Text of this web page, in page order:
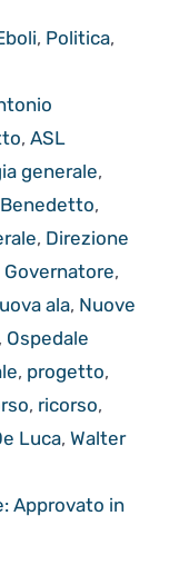
, Politica,
, ASL
generale,
,
, Direzione
Governatore,
ala, Nuove
, Ospedale
, progetto,
, ricorso,
Luca, Walter
Approvato in